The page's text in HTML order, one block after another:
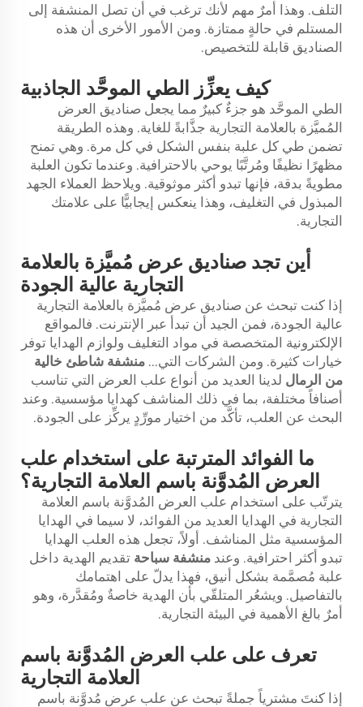
التلف. وهذا أمرٌ مهم لأنك ترغب في أن تصل المنشفة إلى
المستلم في حالةٍ ممتازة. ومن الأمور الأخرى أن هذه
الصناديق قابلة للتخصيص.
كيف يعزِّز الطي الموحَّد الجاذبية
الطي الموحَّد هو جزءٌ كبيرٌ مما يجعل صناديق العرض
المُميَّزة بالعلامة التجارية جذَّابةً للغاية. وهذه الطريقة
تضمن طي كل علبة بنفس الشكل في كل مرة. وهي تمنح
مظهرًا نظيفًا ومُرتَّبًا يوحي بالاحترافية. وعندما تكون العلبة
مطويةً بدقة، فإنها تبدو أكثر موثوقية. ويلاحظ العملاء الجهد
المبذول في التغليف، وهذا ينعكس إيجابيًّا على علامتك
التجارية.
أين تجد صناديق عرض مُميَّزة بالعلامة
التجارية عالية الجودة
إذا كنت تبحث عن صناديق عرض مُميَّزة بالعلامة التجارية
عالية الجودة، فمن الجيد أن تبدأ عبر الإنترنت. فالمواقع
الإلكترونية المتخصصة في مواد التغليف ولوازم الهدايا توفر
خيارات كثيرة. ومن الشركات التي... منشفة شاطئ خالية
من الرمال لدينا العديد من أنواع علب العرض التي تناسب
أصنافاً مختلفة، بما في ذلك المناشف كهدايا مؤسسية. وعند
البحث عن العلب، تأكَّد من اختيار مورِّدٍ يركِّز على الجودة.
ما الفوائد المترتبة على استخدام علب
العرض المُدوَّنة باسم العلامة التجارية؟
يترتّب على استخدام علب العرض المُدوَّنة باسم العلامة
التجارية في الهدايا العديد من الفوائد، لا سيما في الهدايا
المؤسسية مثل المناشف. أولاً، تجعل هذه العلب الهدايا
تبدو أكثر احترافية. وعند منشفة سباحة تقديم الهدية داخل
علبة مُصمَّمة بشكل أنيق، فهذا يدلّ على اهتمامك
بالتفاصيل. ويشعُر المتلقّي بأن الهدية خاصةٌ ومُقدَّرة، وهو
أمرٌ بالغ الأهمية في البيئة التجارية.
تعرف على علب العرض المُدوَّنة باسم
العلامة التجارية
إذا كنتَ مشترياً جملةً تبحث عن علب عرض مُدوَّنة باسم